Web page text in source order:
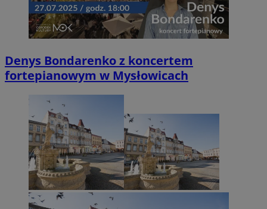
Denys Bondarenko z koncertem
fortepianowym w Mysłowicach